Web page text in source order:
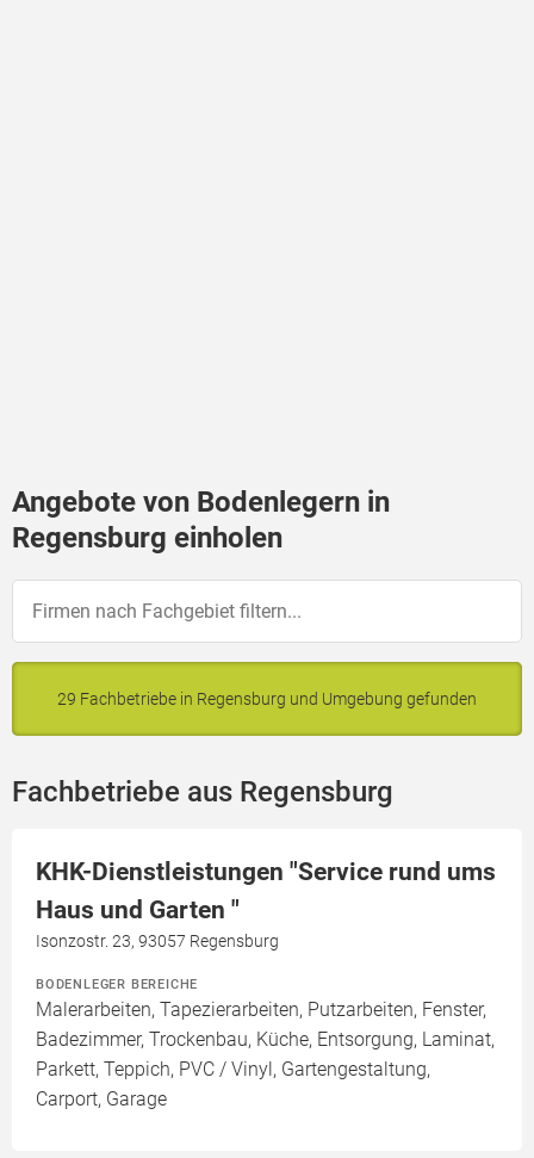
Angebote von Bodenlegern in
Regensburg einholen
29 Fachbetriebe in Regensburg und Umgebung gefunden
Fachbetriebe aus Regensburg
KHK-Dienstleistungen "Service rund ums
Haus und Garten "
Isonzostr. 23, 93057 Regensburg
BODENLEGER BEREICHE
Malerarbeiten, Tapezierarbeiten, Putzarbeiten, Fenster,
Badezimmer, Trockenbau, Küche, Entsorgung, Laminat,
Parkett, Teppich, PVC / Vinyl, Gartengestaltung,
Carport, Garage